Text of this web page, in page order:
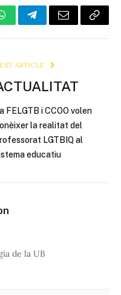
WhatsAppTelegramEmail Copy
ARTICLE
FELGTB i CCOO volen
la realitat del
LGTBIQ al
educatiu
de la UB